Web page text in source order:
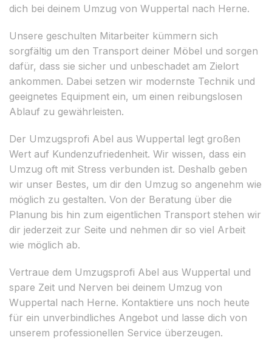
dich bei deinem Umzug von Wuppertal nach Herne.
Unsere geschulten Mitarbeiter kümmern sich
sorgfältig um den Transport deiner Möbel und sorgen
dafür, dass sie sicher und unbeschadet am Zielort
ankommen. Dabei setzen wir modernste Technik und
geeignetes Equipment ein, um einen reibungslosen
Ablauf zu gewährleisten.
Der Umzugsprofi Abel aus Wuppertal legt großen
Wert auf Kundenzufriedenheit. Wir wissen, dass ein
Umzug oft mit Stress verbunden ist. Deshalb geben
wir unser Bestes, um dir den Umzug so angenehm wie
möglich zu gestalten. Von der Beratung über die
Planung bis hin zum eigentlichen Transport stehen wir
dir jederzeit zur Seite und nehmen dir so viel Arbeit
wie möglich ab.
Vertraue dem Umzugsprofi Abel aus Wuppertal und
spare Zeit und Nerven bei deinem Umzug von
Wuppertal nach Herne. Kontaktiere uns noch heute
für ein unverbindliches Angebot und lasse dich von
unserem professionellen Service überzeugen.